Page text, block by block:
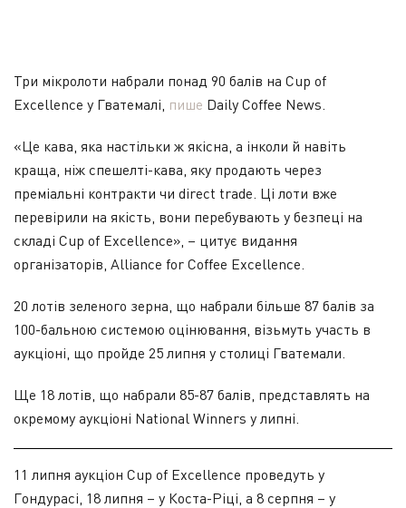
Три мікролоти набрали понад 90 балів на Cup of
Excellence у Гватемалі, пише Daily Coffee News.
«Це кава, яка настільки ж якісна, а інколи й навіть
краща, ніж спешелті-кава, яку продають через
преміальні контракти чи direct trade. Ці лоти вже
перевірили на якість, вони перебувають у безпеці на
складі Cup of Excellence», – цитує видання
організаторів, Alliance for Coffee Excellence.
20 лотів зеленого зерна, що набрали більше 87 балів за
100-бальною системою оцінювання, візьмуть участь в
аукціоні, що пройде 25 липня у столиці Гватемали.
Ще 18 лотів, що набрали 85-87 балів, представлять на
окремому аукціоні National Winners у липні.
11 липня аукціон Cup of Excellence проведуть у
Гондурасі, 18 липня – у Коста-Ріці, а 8 серпня – у